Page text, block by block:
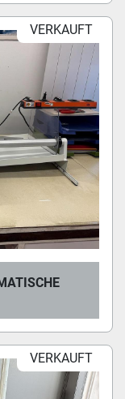
VERKAUFT
VERKAUFT